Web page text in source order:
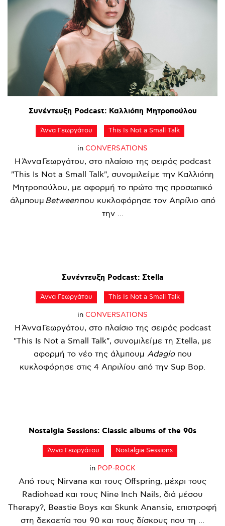
Συνέντευξη Podcast: Καλλιόπη Μητροπούλου
Άννα Γεωργάτου This Is Not a Small Talk
in CONVERSATIONS
Η Άννα Γεωργάτου, στο πλαίσιο της σειράς podcast
"This Is Not a Small Talk", συνομιλεί με την Καλλιόπη
Μητροπούλου, με αφορμή το πρώτο της προσωπικό
άλμπουμ Betweenπου κυκλοφόρησε τον Απρίλιο από
την ...
Συνέντευξη Podcast: Σtella
Άννα Γεωργάτου This Is Not a Small Talk
in CONVERSATIONS
Η Άννα Γεωργάτου, στο πλαίσιο της σειράς podcast
"This Is Not a Small Talk", συνομιλεί με τη Σtella, με
αφορμή το νέο της άλμπουμ Adagioπου
κυκλοφόρησε στις 4 Απριλίου από την Sup Bop.
Nostalgia Sessions: Classic albums of the 90s
Άννα Γεωργάτου Nostalgia Sessions
in POP-ROCK
Από τους Nirvana και τους Offspring, μέχρι τους
Radiohead και τους Nine Inch Nails, διά μέσου
Therapy?, Beastie Boys και Skunk Anansie, επιστροφή
στη δεκαετία του 90 και τους δίσκους που τη ...